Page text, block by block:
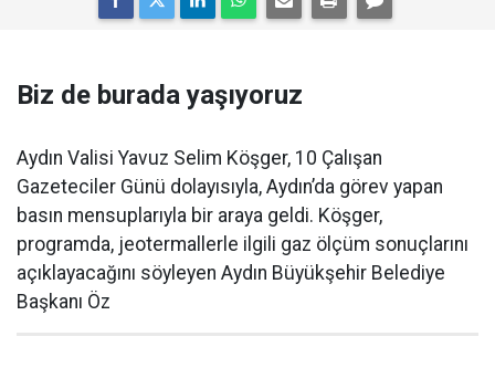
Biz de burada yaşıyoruz
Aydın Valisi Yavuz Selim Köşger, 10 Çalışan
Gazeteciler Günü dolayısıyla, Aydın’da görev yapan
basın mensuplarıyla bir araya geldi. Köşger,
programda, jeotermallerle ilgili gaz ölçüm sonuçlarını
açıklayacağını söyleyen Aydın Büyükşehir Belediye
Başkanı Öz